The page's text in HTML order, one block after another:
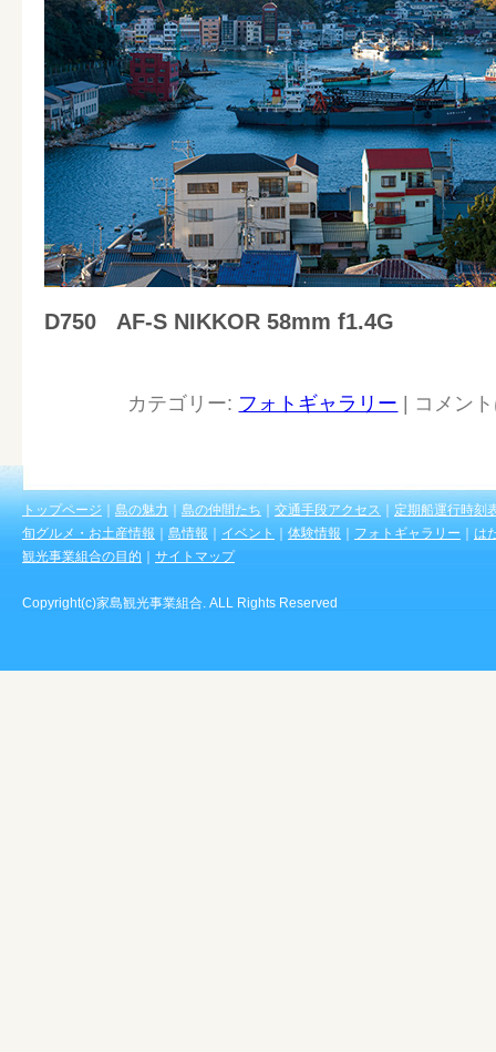
D750 AF-S NIKKOR 58mm f1.4G
カテゴリー: フォトギャラリー | コメン
トップページ ｜ 島の魅力 ｜ 島の仲間たち ｜ 交通手段アクセス ｜ 定期船運行時刻
旬グルメ・お土産情報 ｜ 島情報 ｜ イベント ｜ 体験情報 ｜ フォトギャラリー ｜ は
観光事業組合の目的 ｜ サイトマップ
Copyright(c)家島観光事業組合. ALL Rights Reserved